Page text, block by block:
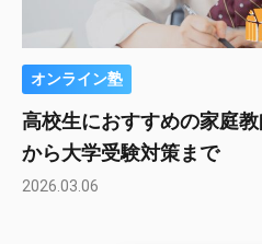
オンライン塾
高校生におすすめの家庭
から大学受験対策まで
2026.03.06